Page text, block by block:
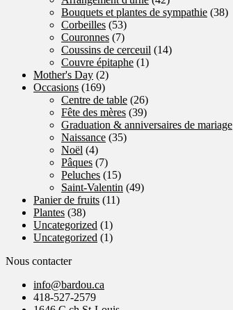
Bouquets et plantes de sympathie (38)
Corbeilles (53)
Couronnes (7)
Coussins de cerceuil (14)
Couvre épitaphe (1)
Mother's Day (2)
Occasions (169)
Centre de table (26)
Fête des mères (39)
Graduation & anniversaires de mariage
Naissance (35)
Noël (4)
Pâques (7)
Peluches (15)
Saint-Valentin (49)
Panier de fruits (11)
Plantes (38)
Uncategorized (1)
Uncategorized (1)
Nous contacter
info@bardou.ca
418-527-2579